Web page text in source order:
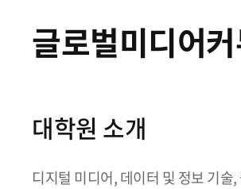
글로벌미디어
대학원 소개
디지털 미디어, 데이터 및 정보 기